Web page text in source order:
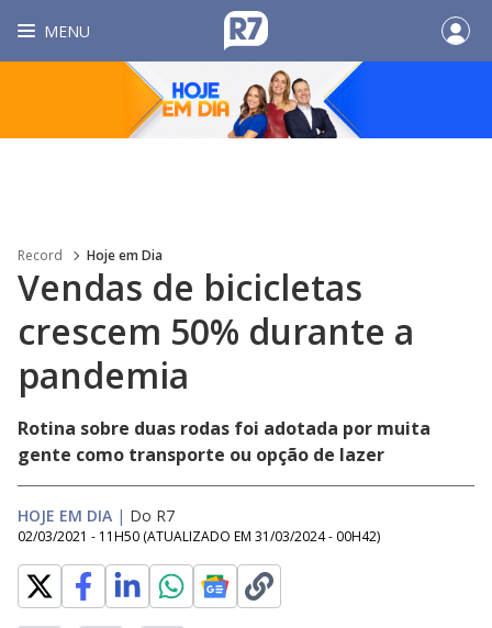
MENU
Record Hoje em Dia
Vendas de bicicletas
crescem 50% durante a
pandemia
Rotina sobre duas rodas foi adotada por muita
gente como transporte ou opção de lazer
HOJE EM DIA | Do R7
02/03/2021 - 11H50 (ATUALIZADO EM 31/03/2024 - 00H42)